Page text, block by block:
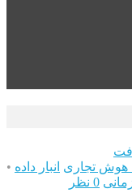
هوش تجاری انبار داده •
0 نظر